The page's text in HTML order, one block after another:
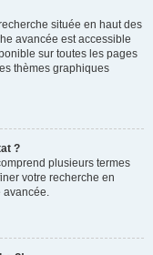
située en haut des
avancée est accessible
sur toutes les pages
thèmes graphiques
?
plusieurs termes
votre recherche en
avancée.